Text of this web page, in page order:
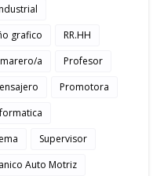
grafico
RR.HH
a
Profesor
Promotora
Supervisor
Auto Motriz